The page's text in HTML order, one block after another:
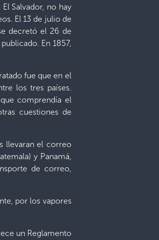
Salvador, no hay
El 13 de julio de
decretó el 26 de
En 1857,
fue que en el
los tres países.
comprendía el
cuestiones de
llevaran el correo
y Panamá,
de correo,
por los vapores
un Reglamento